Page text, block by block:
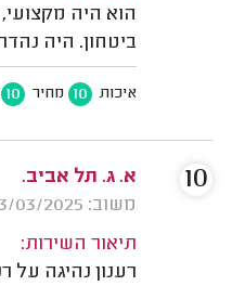
הוא היה
ביטחון. היה
איכות 10 מחיר 10
א. ג. תל אביב.
משוב: 23/03/2025
תיאור השירות:
רענון נהיגה על
10